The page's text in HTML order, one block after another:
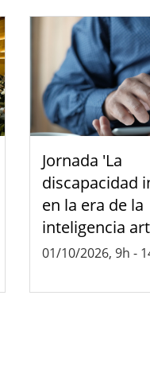
Jornada 'La
discapacidad
en la era de la
inteligencia
01/10/2026, 9h -